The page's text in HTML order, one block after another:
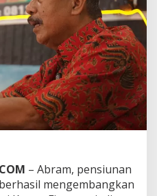
– Abram, pensiunan
mengembangkan